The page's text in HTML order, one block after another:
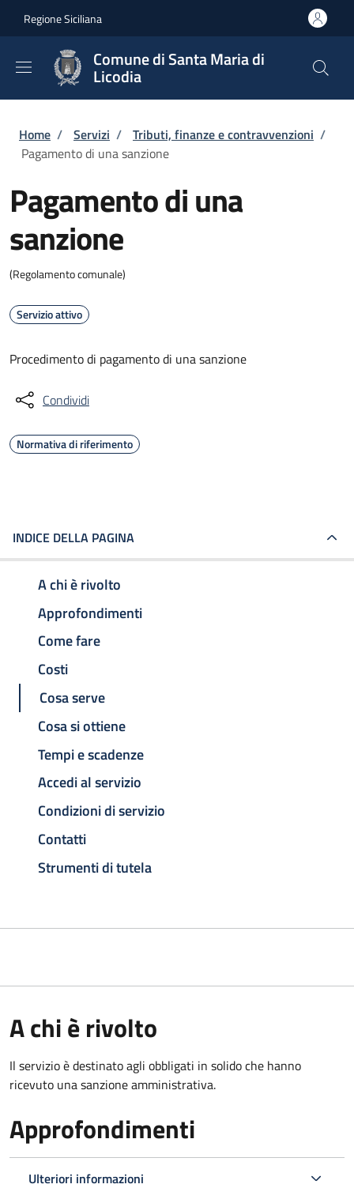
Regione Siciliana
Comune di Santa Maria di
Licodia
Briciole di pane
Home / Servizi / Tributi, finanze e contravvenzioni /
Pagamento di una sanzione
Pagamento di una
sanzione
(Regolamento comunale)
Servizio attivo
Procedimento di pagamento di una sanzione
Condividi
Normativa di riferimento
INDICE DELLA PAGINA
A chi è rivolto
Approfondimenti
Come fare
Costi
Cosa serve
Cosa si ottiene
Tempi e scadenze
Accedi al servizio
Condizioni di servizio
Contatti
Strumenti di tutela
A chi è rivolto
Il servizio è destinato agli obbligati in solido che hanno
ricevuto una sanzione amministrativa.
Approfondimenti
Ulteriori informazioni